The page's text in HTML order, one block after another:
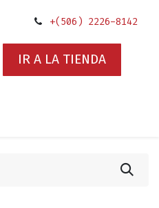
+(506) 2226-8142
IR A LA TIENDA